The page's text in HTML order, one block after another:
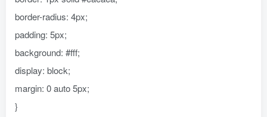
border-radius: 4px;
padding: 5px;
background: #fff;
display: block;
margin: 0 auto 5px;
}